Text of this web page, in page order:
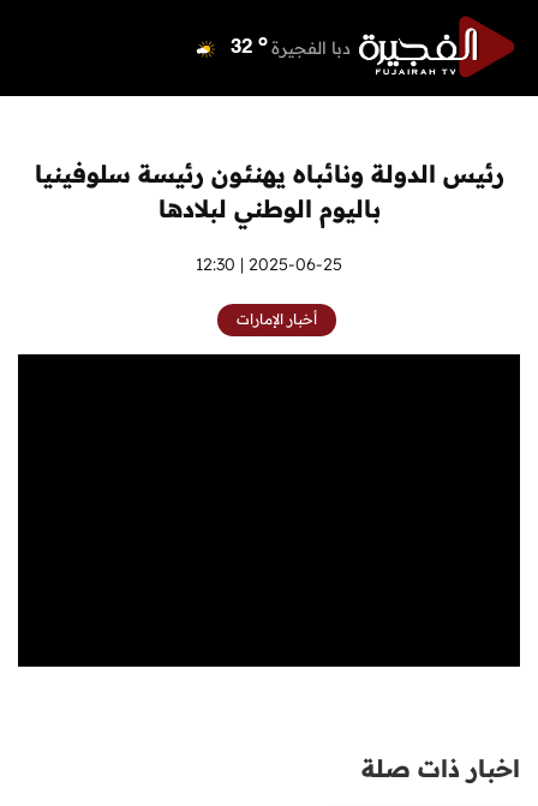
دبا الفجيرة 32 o
أم القيوين 35 o
راس الخيمة 35 o
الفجيرة 32 o
رئيس الدولة ونائباه يهنئون رئيسة سلوفينيا
باليوم الوطني لبلادها
2025-06-25 | 12:30
أخبار الإمارات
اخبار ذات صلة